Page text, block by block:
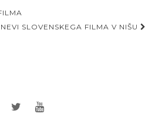
SLOVENSKEGA FILMA V NIŠU